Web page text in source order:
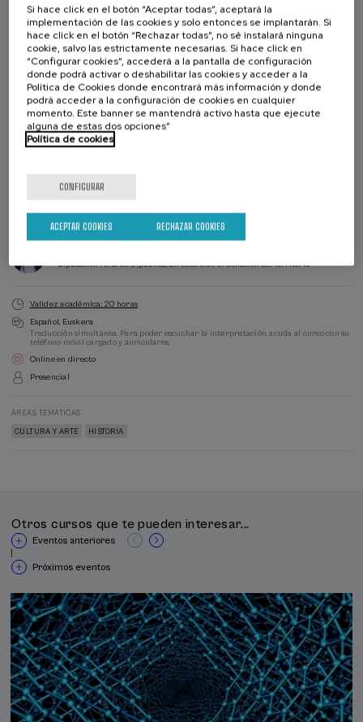
Colabora
plazas
Fecha pasada
espera
Plazo de matricula finalizado
curso
DIRECTOR/A DEL CURSO
Diputación Foral de Gipuzkoa, Directora de Ordenación del Territorio
Validez académica: 20 horas
Español Euskera
Traducción simultánea. Para poder escuchar la interpretación, acuda al curso con su
teléfono móvil cargado y auriculares.
Online en directo
Presencial
ÁREAS TEMÁTICAS
CULTURA Y ARTE HISTORIA
Otros cursos que te pueden interesar...
Eventos anteriores
Próximos eventos
Si hace click en el botón “Aceptar todas”, aceptará la
implementación de las cookies y solo entonces se implantarán. Si
hace click en el botón “Rechazar todas”, no sé instalará ninguna
cookie, salvo las estrictamente necesarias. Si hace click en
“Configurar cookies”, accederá a la pantalla de configuración
donde podrá activar o deshabilitar las cookies y acceder a la
Política de Cookies donde encontrará más información y donde
podrá acceder a la configuración de cookies en cualquier
momento. Este banner se mantendrá activo hasta que ejecute
alguna de estas dos opciones”
Política de cookies
CONFIGURAR
RECHAZAR COOKIES
ACEPTAR COOKIES